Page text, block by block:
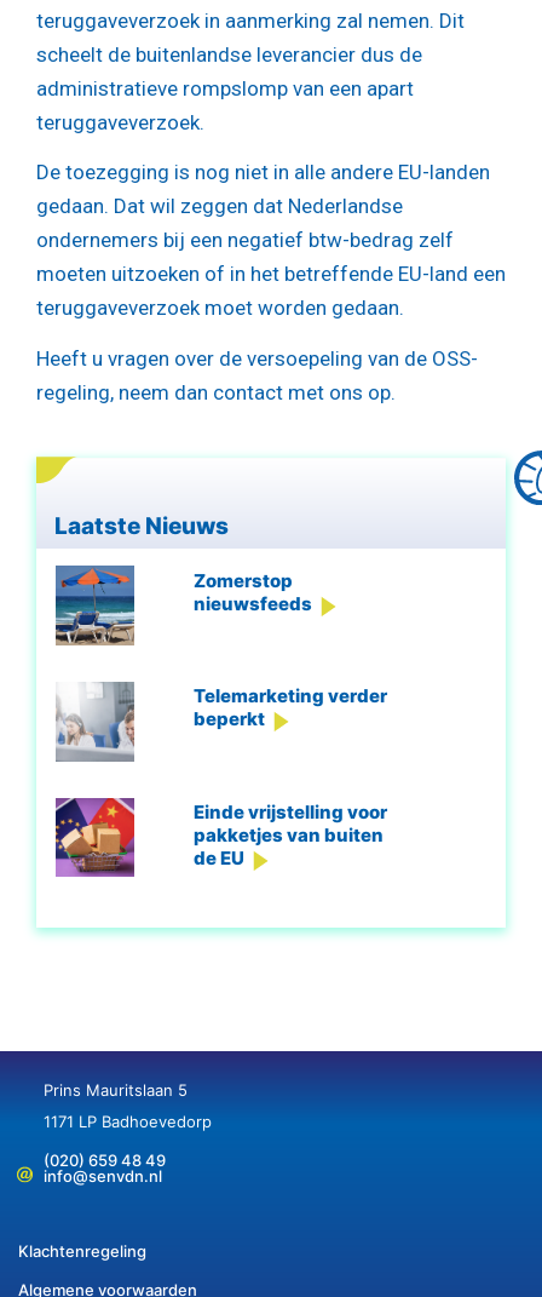
teruggaveverzoek in aanmerking zal nemen. Dit
scheelt de buitenlandse leverancier dus de
administratieve rompslomp van een apart
teruggaveverzoek.
De toezegging is nog niet in alle andere EU-landen
gedaan. Dat wil zeggen dat Nederlandse
ondernemers bij een negatief btw-bedrag zelf
moeten uitzoeken of in het betreffende EU-land een
teruggaveverzoek moet worden gedaan.
Heeft u vragen over de versoepeling van de OSS-
regeling, neem dan contact met ons op.
Laatste Nieuws
Zomerstop
nieuwsfeeds
Telemarketing verder
beperkt
Einde vrijstelling voor
pakketjes van buiten
de EU
Prins Mauritslaan 5
1171 LP Badhoevedorp
(020) 659 48 49
info@senvdn.nl
Klachtenregeling
Algemene voorwaarden